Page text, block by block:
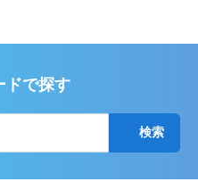
ドで探す